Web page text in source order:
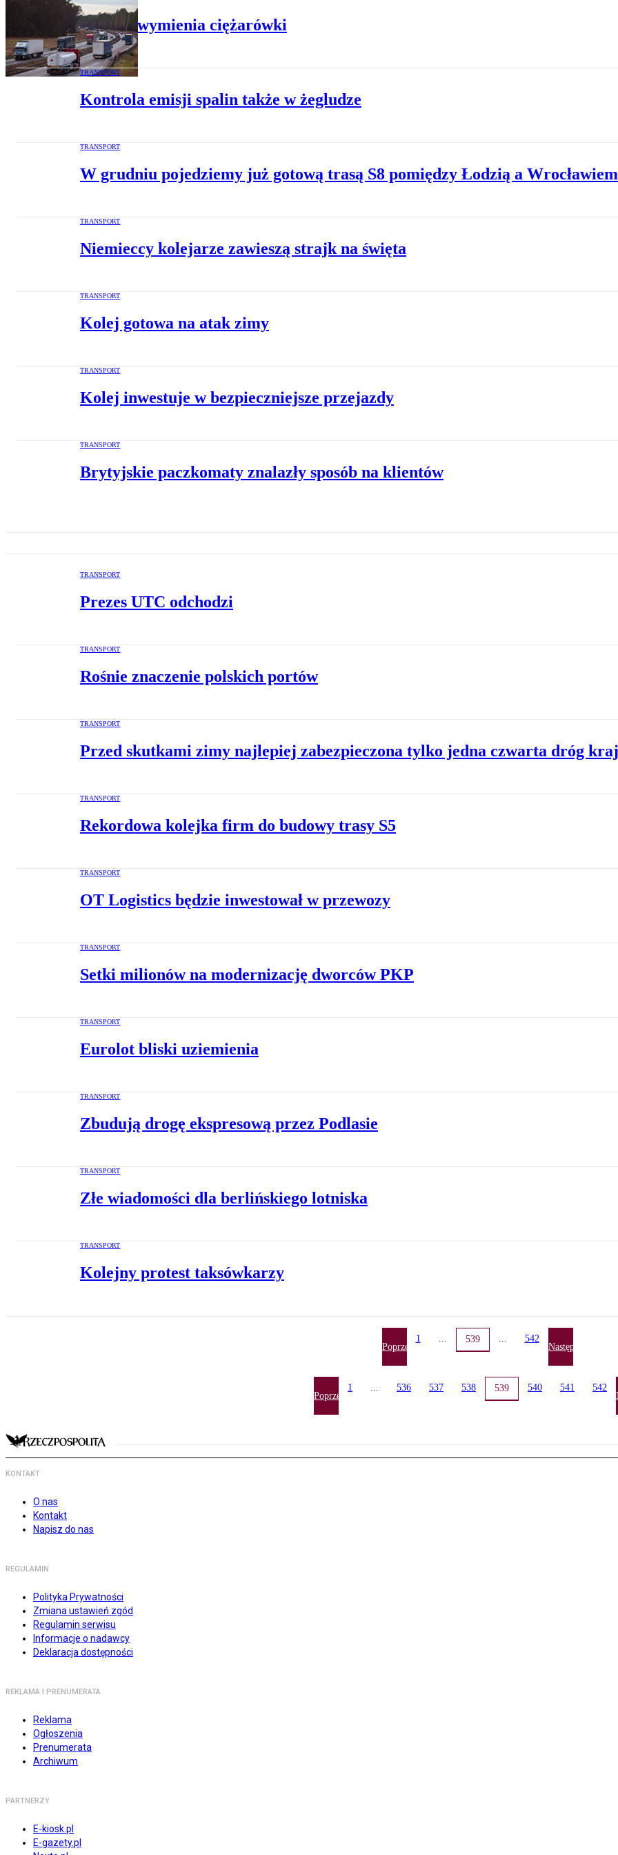
Europa wymienia ciężarówki
TRANSPORT
Kontrola emisji spalin także w żegludze
TRANSPORT
W grudniu pojedziemy już gotową trasą S8 pomiędzy Łodzią a Wrocławiem
TRANSPORT
Niemieccy kolejarze zawieszą strajk na święta
TRANSPORT
Kolej gotowa na atak zimy
TRANSPORT
Kolej inwestuje w bezpieczniejsze przejazdy
TRANSPORT
Brytyjskie paczkomaty znalazły sposób na klientów
TRANSPORT
Prezes UTC odchodzi
TRANSPORT
Rośnie znaczenie polskich portów
TRANSPORT
Przed skutkami zimy najlepiej zabezpieczona tylko jedna czwarta dróg
TRANSPORT
Rekordowa kolejka firm do budowy trasy S5
TRANSPORT
OT Logistics będzie inwestował w przewozy
TRANSPORT
Setki milionów na modernizację dworców PKP
TRANSPORT
Eurolot bliski uziemienia
TRANSPORT
Zbudują drogę ekspresową przez Podlasie
TRANSPORT
Złe wiadomości dla berlińskiego lotniska
TRANSPORT
Kolejny protest taksówkarzy
Poprzednia
1 ... 539 ... 542
Następna
Poprzednia
1 ... 536 537 538 539 540 541 542
KONTAKT
O nas
Kontakt
Napisz do nas
REGULAMIN
Polityka Prywatności
Zmiana ustawień zgód
Regulamin serwisu
Informacje o nadawcy
Deklaracja dostępności
REKLAMA I PRENUMERATA
Reklama
Ogłoszenia
Prenumerata
Archiwum
PARTNERZY
E-kiosk.pl
E-gazety.pl